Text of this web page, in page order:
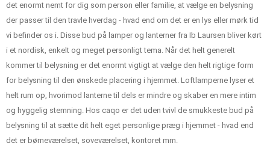
det enormt nemt for dig som person eller familie, at vælge en belysning
der passer til den travle hverdag - hvad end om det er en lys eller mørk tid
vi befinder os i. Disse bud på lamper og lanterner fra Ib Laursen bliver kørt
i et nordisk, enkelt og meget personligt tema. Når det helt generelt
kommer til belysning er det enormt vigtigt at vælge den helt rigtige form
for belysning til den ønskede placering i hjemmet. Loftlamperne lyser et
helt rum op, hvorimod lanterne til dels er mindre og skaber en mere intim
og hyggelig stemning. Hos caqo er det uden tvivl de smukkeste bud på
belysning til at sætte dit helt eget personlige præg i hjemmet - hvad end
det er børneværelset, soveværelset, kontoret mm.